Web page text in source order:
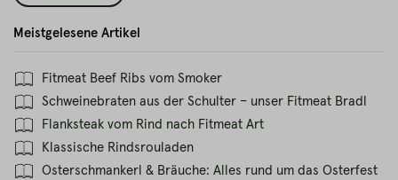
Meistgelesene Artikel
Fitmeat Beef Ribs vom Smoker
Schweinebraten aus der Schulter – unser Fitmeat Bradl
Flanksteak vom Rind nach Fitmeat Art
Klassische Rindsrouladen
Osterschmankerl & Bräuche: Alles rund um das Osterfest